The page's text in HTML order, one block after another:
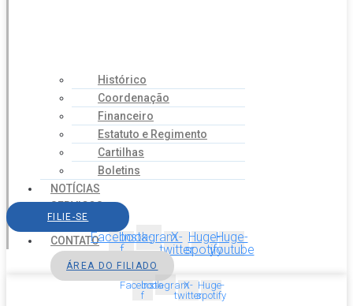
Histórico
Coordenação
Financeiro
Estatuto e Regimento
Cartilhas
Boletins
NOTÍCIAS
SERVIÇOS
AGENDA
CONTATO
FILIE-SE
Facebook-
f
InstagramX-
twitter
Huge-
spotify
Huge-
youtube
ÁREA DO FILIADO
Facebook-
f
InstagramX-
twitter
Huge-
spotify